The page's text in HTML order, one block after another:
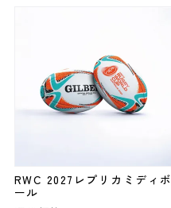
RWC 2027レプリカミディボ
ール